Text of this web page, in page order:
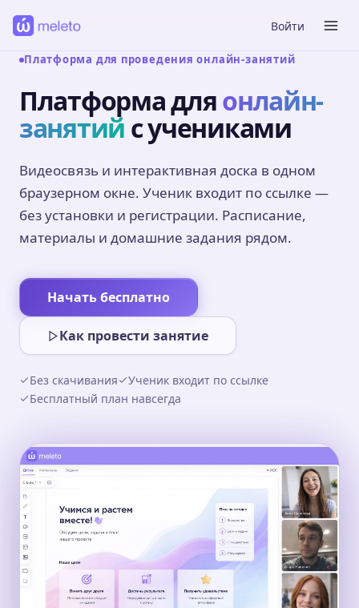
Войти
Платформа для проведения онлайн-занятий
Платформа дляонлайн-
занятий с учениками
Видеосвязь и интерактивная доска в одном
браузерном окне. Ученик входит по ссылке —
без установки и регистрации. Расписание,
материалы и домашние задания рядом.
Начать бесплатно
Как провести занятие
Без скачивания
Ученик входит по ссылке
Бесплатный план навсегда